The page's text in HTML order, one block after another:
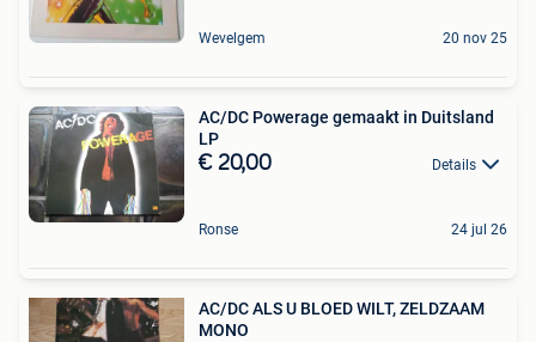
Wevelgem 20 nov 25
AC/DC Powerage gemaakt in Duitsland
LP
€ 20,00 Details
Ronse 24 jul 26
AC/DC ALS U BLOED WILT, ZELDZAAM
MONO